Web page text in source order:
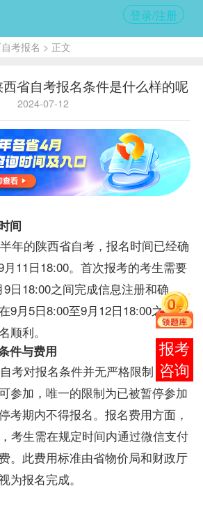
登录/注册
考报名 > 正文
省自考报名条件是什么样的呢
2024-07-12
间
年的陕西省自考，报名时间已经确
11日18:00。首次报考的考生需要
日18:00之间完成信息注册和确
9月5日8:00至9月12日18:00之间完
顺利。
件与费用
考对报名条件并无严格限制，中华
参加，唯一的限制为已被暂停参加
考期内不得报名。报名费用方面，
考生需在规定时间内通过微信支付
。此费用标准由省物价局和财政厅
为报名完成。
在线
客服